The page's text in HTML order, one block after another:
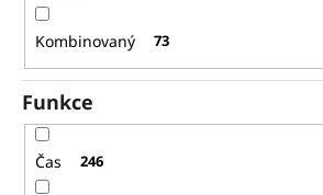
Kombinovaný 73
Funkce
Čas 246